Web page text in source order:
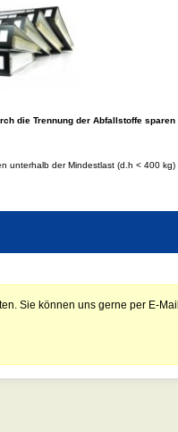
die Trennung der Abfallstoffe
der Mindestlast (d.h < 400
Sie können uns gerne per E-